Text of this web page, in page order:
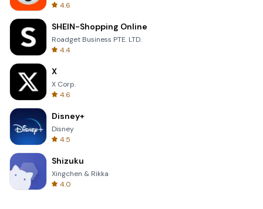
4.6
SHEIN-Shopping Online
Roadget Business PTE. LTD.
4.4
X
X Corp.
4.6
Disney+
Disney
4.5
Shizuku
Xingchen & Rikka
4.0